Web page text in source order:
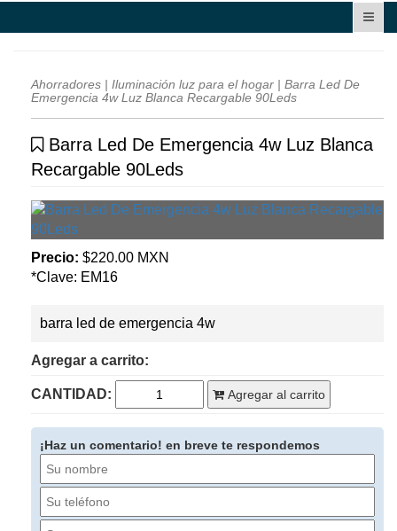
Ahorradores | Iluminación luz para el hogar | Barra Led De
Emergencia 4w Luz Blanca Recargable 90Leds
Barra Led De Emergencia 4w Luz Blanca
Recargable 90Leds
Precio: $220.00 MXN
*Clave: EM16
barra led de emergencia 4w
Agregar a carrito:
CANTIDAD: Agregar al carrito
¡Haz un comentario! en breve te respondemos